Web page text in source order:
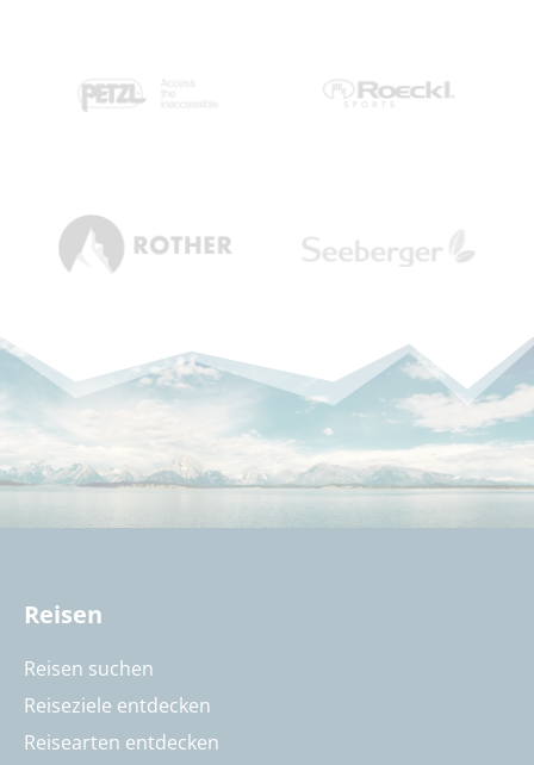
Reisen
Reisen suchen
Reiseziele entdecken
Reisearten entdecken